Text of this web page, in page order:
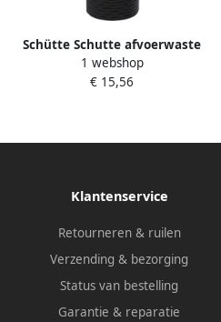
Schütte Schutte afvoerwaste
| Mat Zwart | 1 4" x 100 mm
| Zonder overloop 98806840
1 webshop
€ 15,56
Klantenservice
Retourneren & ruilen
Verzending & bezorging
Status van bestelling
Garantie & reparatie